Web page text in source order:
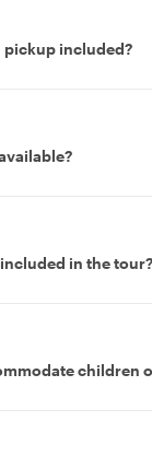
pickup included?
in the tour?
children